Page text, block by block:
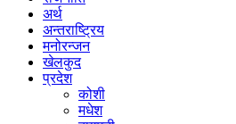
अर्थ
अन्तराष्ट्रिय
मनोरन्जन
खेलकुद
प्रदेश
कोशी
मधेश